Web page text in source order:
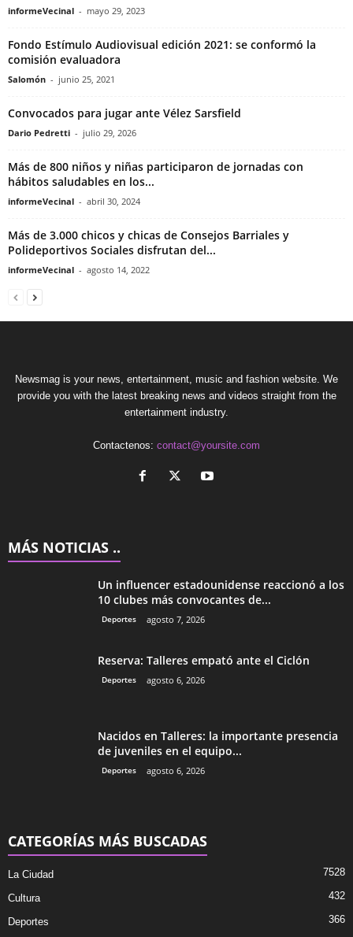
informeVecinal - mayo 29, 2023
Fondo Estímulo Audiovisual edición 2021: se conformó la
comisión evaluadora
Salomón - junio 25, 2021
Convocados para jugar ante Vélez Sarsfield
Dario Pedretti - julio 29, 2026
Más de 800 niños y niñas participaron de jornadas con
hábitos saludables en los...
informeVecinal - abril 30, 2024
Más de 3.000 chicos y chicas de Consejos Barriales y
Polideportivos Sociales disfrutan del...
informeVecinal - agosto 14, 2022
Newsmag is your news, entertainment, music and fashion website. We
provide you with the latest breaking news and videos straight from the
entertainment industry.
Contactenos: contact@yoursite.com
MÁS NOTICIAS ..
Un influencer estadounidense reaccionó a los
10 clubes más convocantes de...
Deportes agosto 7, 2026
Reserva: Talleres empató ante el Ciclón
Deportes agosto 6, 2026
Nacidos en Talleres: la importante presencia
de juveniles en el equipo...
Deportes agosto 6, 2026
CATEGORÍAS MÁS BUSCADAS
La Ciudad 7528
Cultura 432
Deportes 366